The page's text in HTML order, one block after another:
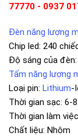
77770 - 0937
Đèn năng lượng
Chip led: 240
Độ sáng của
Tấm năng lượng
Loại pin: Lithium-
Thời gian sạc: 6-
Thời gian làm
Chất liệu: Nhôm